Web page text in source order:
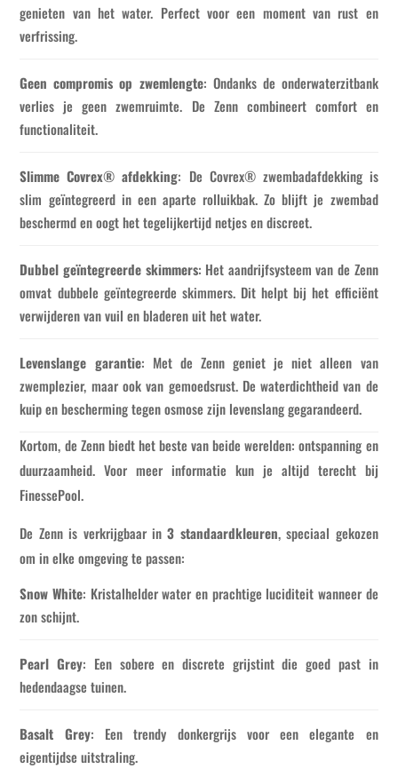
genieten van het water. Perfect voor een moment van rust en
verfrissing.
Geen compromis op zwemlengte: Ondanks de onderwaterzitbank
verlies je geen zwemruimte. De Zenn combineert comfort en
functionaliteit.
Slimme Covrex® afdekking: De Covrex® zwembadafdekking is
slim geïntegreerd in een aparte rolluikbak. Zo blijft je zwembad
beschermd en oogt het tegelijkertijd netjes en discreet.
Dubbel geïntegreerde skimmers: Het aandrijfsysteem van de Zenn
omvat dubbele geïntegreerde skimmers. Dit helpt bij het efficiënt
verwijderen van vuil en bladeren uit het water.
Levenslange garantie: Met de Zenn geniet je niet alleen van
zwemplezier, maar ook van gemoedsrust. De waterdichtheid van de
kuip en bescherming tegen osmose zijn levenslang gegarandeerd.
Kortom, de Zenn biedt het beste van beide werelden: ontspanning en
duurzaamheid. Voor meer informatie kun je altijd terecht bij
FinessePool.
De Zenn is verkrijgbaar in3 standaardkleuren, speciaal gekozen
om in elke omgeving te passen:
Snow White: Kristalhelder water en prachtige luciditeit wanneer de
zon schijnt.
Pearl Grey: Een sobere en discrete grijstint die goed past in
hedendaagse tuinen.
Basalt Grey: Een trendy donkergrijs voor een elegante en
eigentijdse uitstraling.